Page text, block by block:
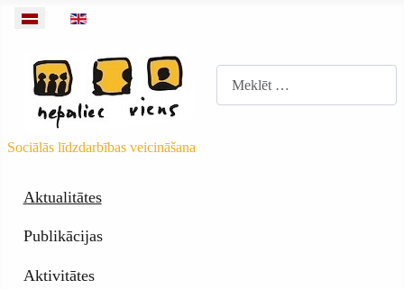
Izvēlieties valodu
Sociālās līdzdarbības veicināšana
Aktualitātes
Publikācijas
Aktivitātes